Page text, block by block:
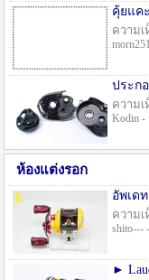
คุ้ยแค
ความเ
ความเ
Kodin -
ห้องแต่งรอก
อัพเด
ความเ
shito--- -
►